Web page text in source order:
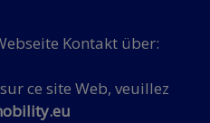
Kontakt über:
ce site Web, veuillez